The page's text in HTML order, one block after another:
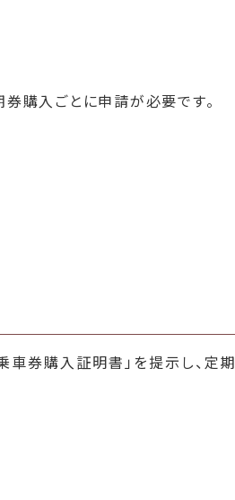
ごとに申請が必要です。
券購入証明書」を提示し、定期